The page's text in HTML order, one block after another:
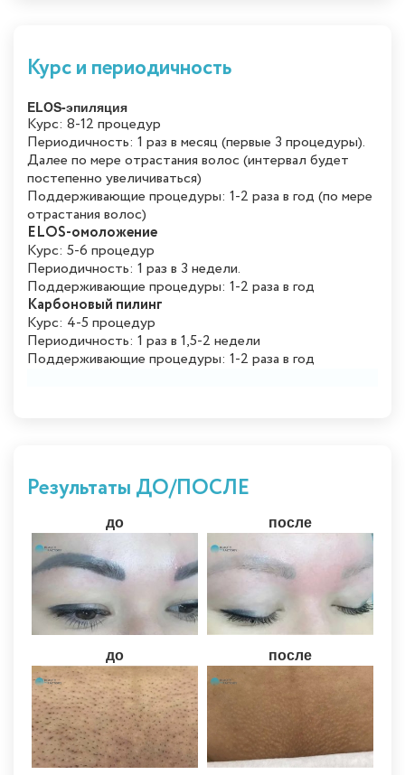
Курс и периодичность
ELOS-эпиляция
Курс: 8-12 процедур
Периодичность: 1 раз в месяц (первые 3 процедуры).
Далее по мере отрастания волос (интервал будет
постепенно увеличиваться)
Поддерживающие процедуры: 1-2 раза в год (по мере
отрастания волос)
ELOS-омоложение
Курс: 5-6 процедур
Периодичность: 1 раз в 3 недели.
Поддерживающие процедуры: 1-2 раза в год
Карбоновый пилинг
Курс: 4-5 процедур
Периодичность: 1 раз в 1,5-2 недели
Поддерживающие процедуры: 1-2 раза в год
Результаты ДО/ПОСЛЕ
до
до
после
после